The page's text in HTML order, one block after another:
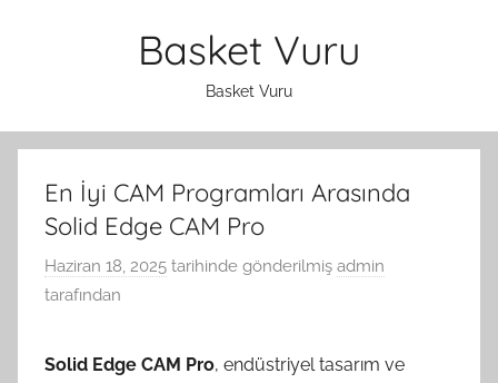
Basket Vuru
Basket Vuru
En İyi CAM Programları Arasında
Solid Edge CAM Pro
Haziran 18, 2025 tarihinde gönderilmiş admin
tarafından
Solid Edge CAM Pro, endüstriyel tasarım ve